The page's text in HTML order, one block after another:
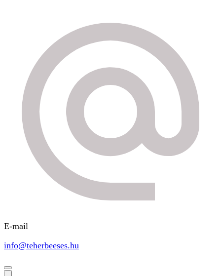
E-mail
info@teherbeeses.hu